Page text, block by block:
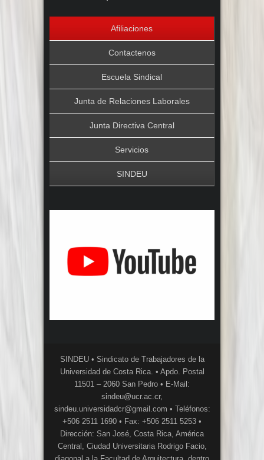
Afiliaciones
Contactenos
Escuela Sindical
Junta de Relaciones Laborales
Junta Directiva Central
Servicios
SINDEU
SINDEU • Sindicato de Trabajadores de la
Universidad de Costa Rica. • Apdo. Postal
11501 – 2060 San Pedro • E-Mail:
sindeu@ucr.ac.cr,
sindeu.universidadcr@gmail.com • Teléfonos:
+506 2511 1690 • Fax: +506 2511 5253 •
Dirección: San José, Costa Rica, América
Central, Ciudad Universitaria Rodrigo Facio,